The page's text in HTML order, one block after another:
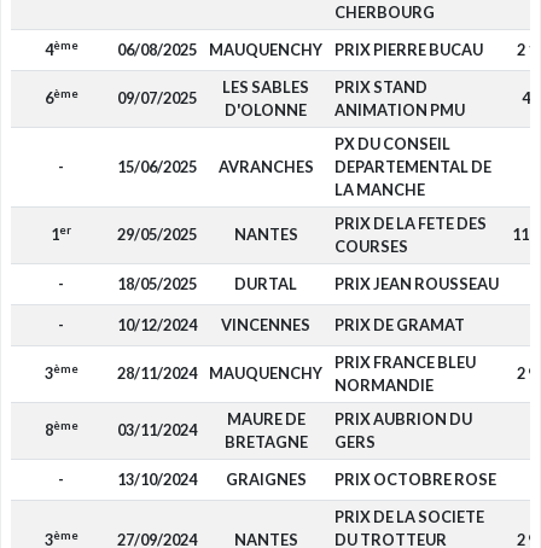
CHERBOURG
4ème 06/08/2025 MAUQUENCHY PRIX PIERRE BUCAU 2
6ème 09/07/2025
LES SABLES
D'OLONNE
PRIX STAND
ANIMATION PMU
- 15/06/2025 AVRANCHES
PX DU CONSEIL
DEPARTEMENTAL DE
LA MANCHE
1er 29/05/2025 NANTES
PRIX DE LA FETE DES
COURSES
11
- 18/05/2025 DURTAL PRIX JEAN ROUSSEAU
- 10/12/2024 VINCENNES PRIX DE GRAMAT
3ème 28/11/2024 MAUQUENCHY
PRIX FRANCE BLEU
NORMANDIE
2
8ème 03/11/2024
MAURE DE
BRETAGNE
PRIX AUBRION DU
GERS
- 13/10/2024 GRAIGNES PRIX OCTOBRE ROSE
3ème 27/09/2024 NANTES
PRIX DE LA SOCIETE
DU TROTTEUR
2